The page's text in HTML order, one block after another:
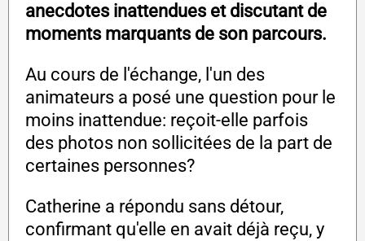
anecdotes inattendues et discutant de
moments marquants de son parcours.
Au cours de l'échange, l'un des
animateurs a posé une question pour le
moins inattendue: reçoit-elle parfois
des photos non sollicitées de la part de
certaines personnes?
Catherine a répondu sans détour,
confirmant qu'elle en avait déjà reçu, y